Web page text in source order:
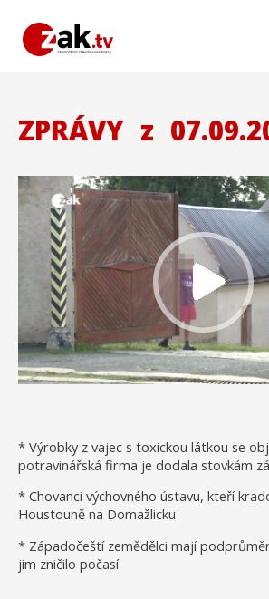
ZPRÁVY z
* Výrobky z vajec s toxickou látkou se
potravinářská firma je dodala stovkám
* Chovanci výchovného ústavu, kteří
Houstouně na Domažlicku
* Západočeští zemědělci mají
jim zničilo počasí